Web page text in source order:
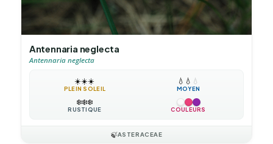
Antennaria neglecta
Antennaria neglecta
☀️☀️☀️
PLEIN SOLEIL
💧 💧 💧
MOYEN
❄️❄️❄️
RUSTIQUE COULEURS
🍃ASTERACEAE